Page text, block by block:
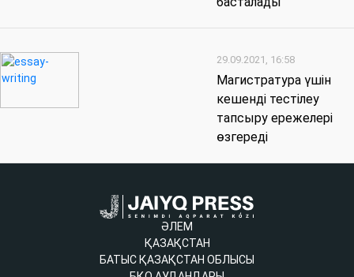
29.09.2021, 16:58
Магистратура үшін
кешенді тестілеу
тапсыру ережелері
өзгереді
ӘЛЕМ
ҚАЗАҚСТАН
БАТЫС ҚАЗАҚСТАН ОБЛЫСЫ